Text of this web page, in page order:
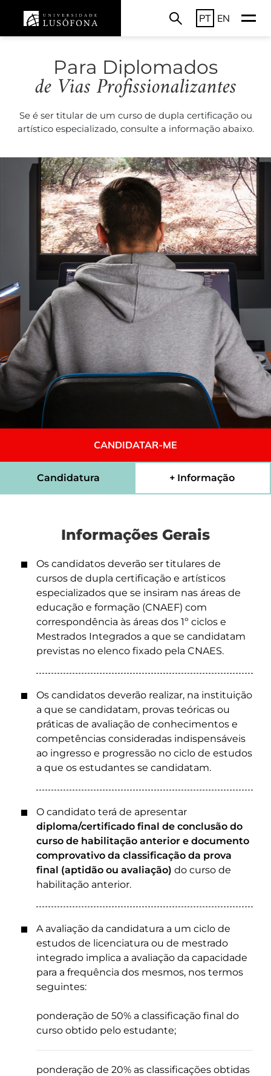
PT EN
Para Diplomados
de Vias Profissionalizantes
Se é ser titular de um curso de dupla certificação ou
artístico especializado, consulte a informação abaixo.
CANDIDATAR-ME
Candidatura + Informação
Informações Gerais
Os candidatos deverão ser titulares de
cursos de dupla certificação e artísticos
especializados que se insiram nas áreas de
educação e formação (CNAEF) com
correspondência às áreas dos 1º ciclos e
Mestrados Integrados a que se candidatam
previstas no elenco fixado pela CNAES.
Os candidatos deverão realizar, na instituição
a que se candidatam, provas teóricas ou
práticas de avaliação de conhecimentos e
competências consideradas indispensáveis
ao ingresso e progressão no ciclo de estudos
a que os estudantes se candidatam.
O candidato terá de apresentar
diploma/certificado final de conclusão do
curso de habilitação anterior e documento
comprovativo da classificação da prova
final (aptidão ou avaliação) do curso de
habilitação anterior.
A avaliação da candidatura a um ciclo de
estudos de licenciatura ou de mestrado
integrado implica a avaliação da capacidade
para a frequência dos mesmos, nos termos
seguintes:
ponderação de 50% a classificação final do
curso obtido pelo estudante;
ponderação de 20% as classificações obtidas